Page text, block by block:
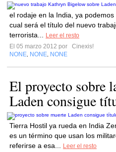
el rodaje en la India, ya
cual será el título del nuevo
terrorista...
Leer el resto
El 05 marzo 2012 por
Cinexis!
NONE NONE NONE
El proyecto sobre
Laden consigue
Tierra Hostil ya rueda en India
es un término que usan los
referirse a esa...
Leer el resto